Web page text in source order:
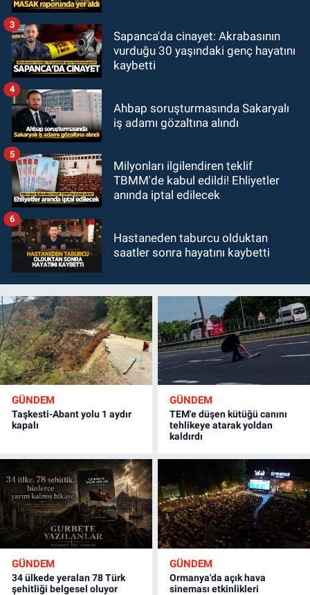
Sapanca'da cinayet: Akrabasının
vurduğu 30 yaşındaki genç hayatını
kaybetti
3
Ahbap soruşturmasında Sakaryalı
iş adamı gözaltına alındı
4
Milyonları ilgilendiren teklif
TBMM'de kabul edildi! Ehliyetler
anında iptal edilecek
5
Hastaneden taburcu olduktan
saatler sonra hayatını kaybetti
6
GÜNDEM
Taşkesti-Abant yolu 1 aydır
kapalı
GÜNDEM
TEM'e düşen kütüğü canını
tehlikeye atarak yoldan
kaldırdı
GÜNDEM
34 ülkede yeralan 78 Türk
şehitliği belgesel oluyor
GÜNDEM
Ormanya'da açık hava
sineması etkinlikleri